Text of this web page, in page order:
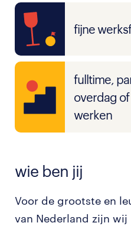
fijne
fulltime,
overdag
werken
wie ben jij
Voor de grootste en
van Nederland zijn